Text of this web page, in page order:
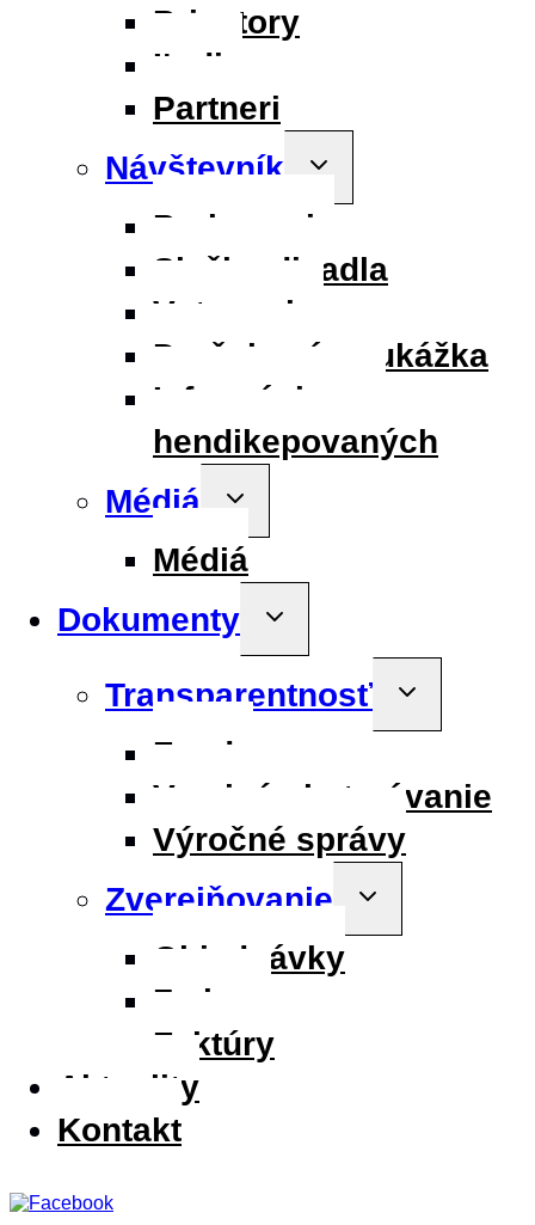
Priestory
Ľudia
Partneri
Návštevník
Toggle
menu
Parkovanie
Služby divadla
Vstupenky
Darčeková poukážka
Informácie pre
hendikepovaných
Médiá
Toggle
menu
Médiá
Dokumenty
Toggle
menu
Transparentnosť
Toggle
menu
Fondy
Verejné obstarávanie
Výročné správy
Zverejňovanie
Toggle
menu
Objednávky
Zmluvy
Faktúry
Aktuality
Kontakt